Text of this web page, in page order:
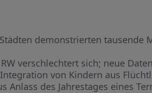
demonstrierten tausende
verschlechtert sich; neue
von Kindern aus
Anlass des Jahrestages eines